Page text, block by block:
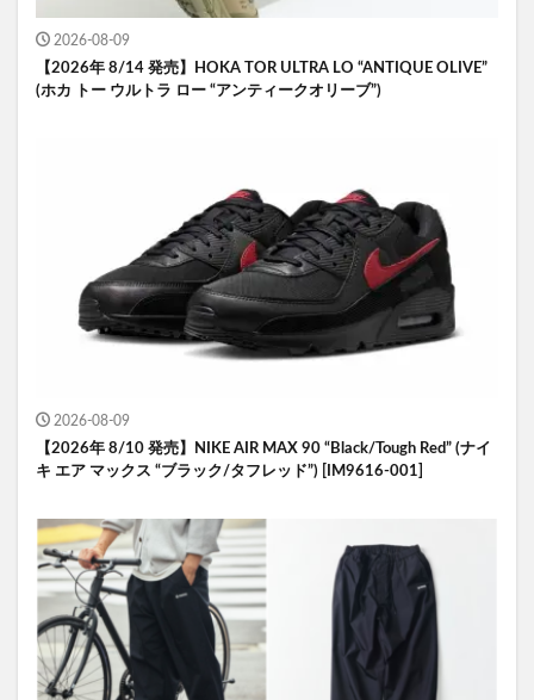
2026-08-09
【2026年 8/14 発売】HOKA TOR ULTRA LO “ANTIQUE OLIVE”
(ホカ トー ウルトラ ロー “アンティークオリーブ”)
2026-08-09
【2026年 8/10 発売】NIKE AIR MAX 90 “Black/Tough Red” (ナイ
キ エア マックス “ブラック/タフレッド”) [IM9616-001]